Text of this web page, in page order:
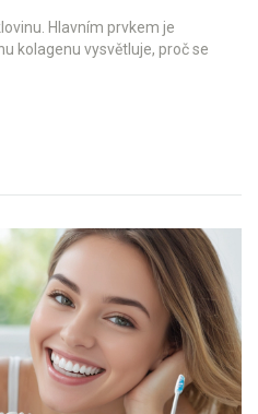
Hlavním prvkem je
kolagenu vysvětluje, proč se